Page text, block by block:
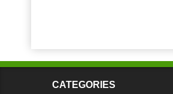
CATEGORIES